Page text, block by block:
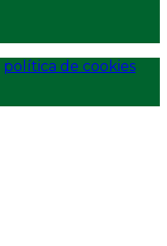
política de cookies